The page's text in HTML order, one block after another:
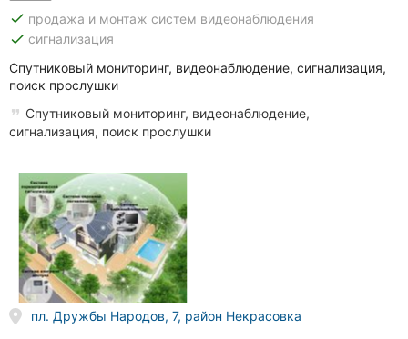
done продажа и монтаж систем видеонаблюдения
done сигнализация
Спутниковый мониторинг, видеонаблюдение, сигнализация,
поиск прослушки
Спутниковый мониторинг, видеонаблюдение,
сигнализация, поиск прослушки
пл. Дружбы Народов, 7, район Некрасовка